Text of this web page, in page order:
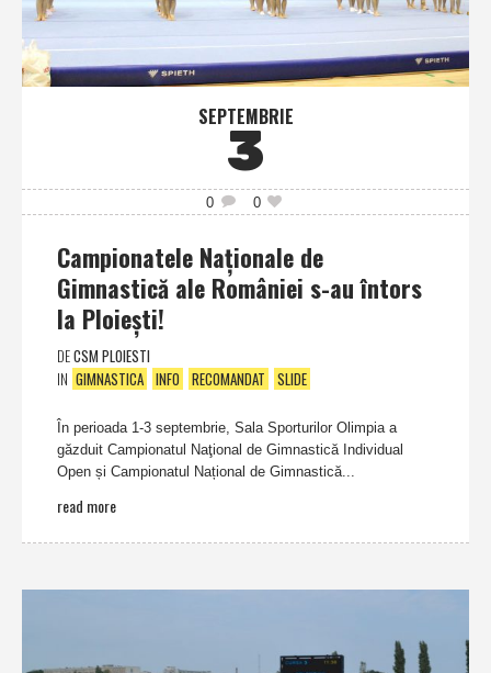
SEPTEMBRIE
3
0 0
Campionatele Naţionale de
Gimnastică ale României s-au întors
la Ploieşti!
DECSM PLOIESTI
IN GIMNASTICA INFO RECOMANDAT SLIDE
În perioada 1-3 septembrie, Sala Sporturilor Olimpia a
găzduit Campionatul Naţional de Gimnastică Individual
Open și Campionatul Național de Gimnastică...
read more